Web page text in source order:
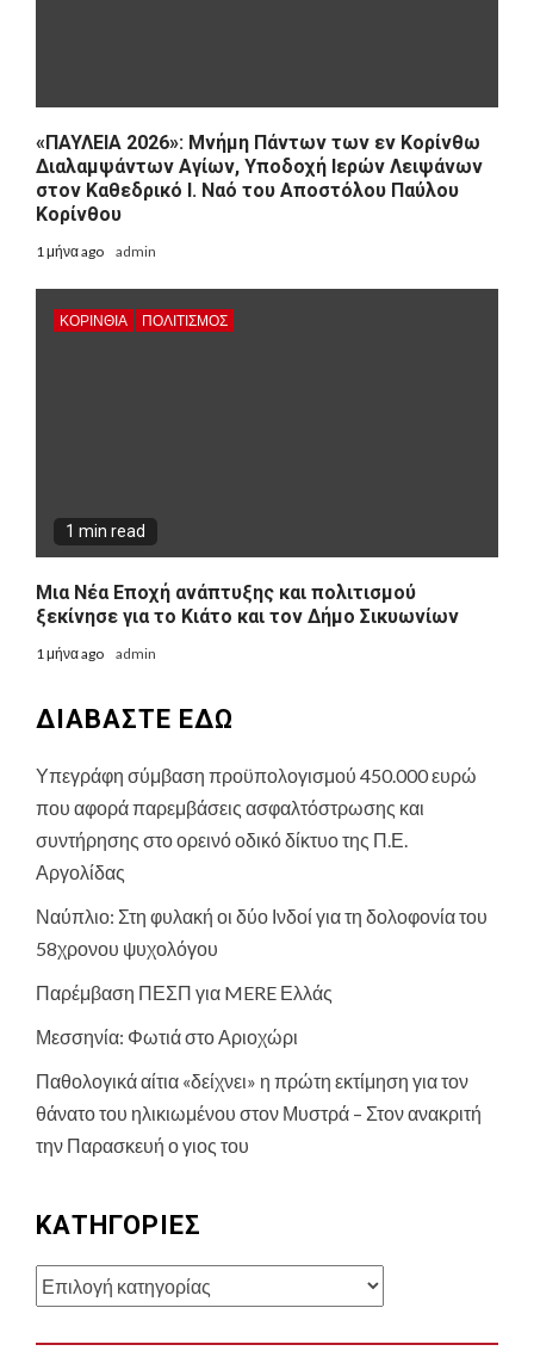
«ΠΑΥΛΕΙΑ 2026»: Μνήμη Πάντων των εν Κορίνθω
Διαλαμψάντων Αγίων, Υποδοχή Ιερών Λειψάνων
στον Καθεδρικό Ι. Ναό του Αποστόλου Παύλου
Κορίνθου
1 μήνα ago admin
ΚΟΡΙΝΘΊΑ ΠΟΛΙΤΙΣΜΌΣ
1 min read
Μια Νέα Εποχή ανάπτυξης και πολιτισμού
ξεκίνησε για το Κιάτο και τον Δήμο Σικυωνίων
1 μήνα ago admin
ΔΙΑΒΑΣΤΕ ΕΔΩ
Υπεγράφη σύμβαση προϋπολογισμού 450.000 ευρώ
που αφορά παρεμβάσεις ασφαλτόστρωσης και
συντήρησης στο ορεινό οδικό δίκτυο της Π.Ε.
Αργολίδας
Ναύπλιο: Στη φυλακή οι δύο Ινδοί για τη δολοφονία του
58χρονου ψυχολόγου
Παρέμβαση ΠΕΣΠ για MERE Ελλάς
Μεσσηνία: Φωτιά στο Αριοχώρι
Παθολογικά αίτια «δείχνει» η πρώτη εκτίμηση για τον
θάνατο του ηλικιωμένου στον Μυστρά – Στον ανακριτή
την Παρασκευή ο γιος του
KΑΤΗΓΟΡΊΕΣ
Kατηγορίες